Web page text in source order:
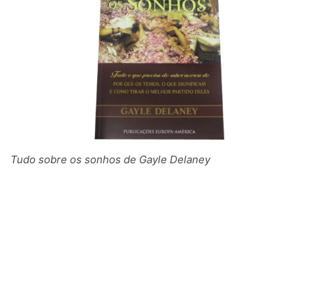
Tudo sobre os sonhos de Gayle Delaney